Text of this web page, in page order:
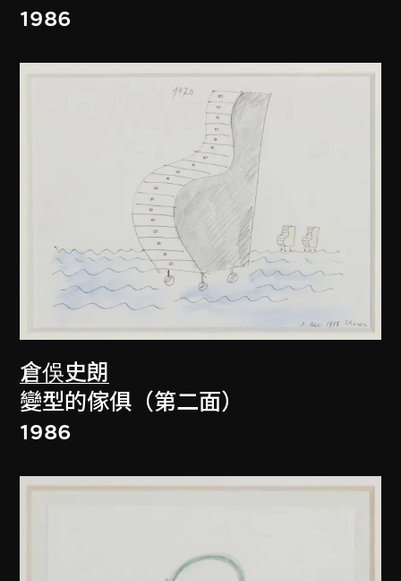
1986
倉俁史朗
變型的傢俱（第二面）
1986